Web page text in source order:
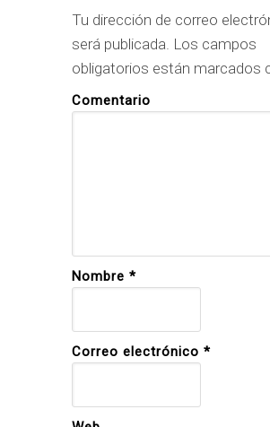
Tu dirección de correo
será publicada. Los campos
obligatorios están marcados
Comentario
Nombre*
Correo electrónico*